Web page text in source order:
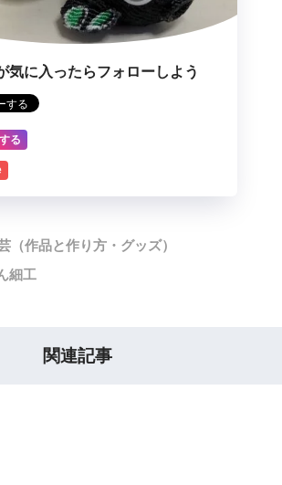
気に入ったらフォローしよう
る
（作品と作り方・グッズ）
細工
関連記事